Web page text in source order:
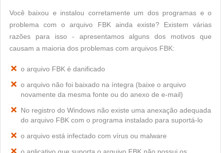
Você baixou e instalou corretamente um dos programas e o
problema com o arquivo FBK ainda existe? Existem várias
razões para isso - apresentamos alguns dos motivos que
causam a maioria dos problemas com arquivos FBK:
o arquivo FBK é danificado
o arquivo não foi baixado na íntegra (baixe o arquivo
novamente da mesma fonte ou do anexo de e-mail)
No registro do Windows não existe uma anexação adequada
do arquivo FBK com o programa instalado para suportá-lo
o arquivo está infectado com vírus ou malware